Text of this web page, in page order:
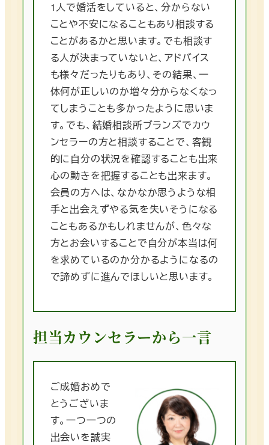
1人で婚活をしていると、分からない
ことや不安になることもあり相談する
ことがあるかと思います。でも相談す
る人が決まっていないと、アドバイス
も様々だったりもあり、その結果、一
体何が正しいのか増々分からなくなっ
てしまうことも多かったように思いま
す。でも、結婚相談所ブランズでカウ
ンセラーの方と相談することで、客観
的に自分の状況を確認することも出来
心の動きを把握することも出来ます。
会員の方へは、なかなか思うような相
手と出会えずやる気を失いそうになる
こともあるかもしれませんが、色々な
方とお会いすることで自分が本当は何
を求めているのか分かるようになるの
で諦めずに進んでほしいと思います。
担当カウンセラーから一言
ご成婚おめで
とうございま
す。一つ一つの
出会いを誠実